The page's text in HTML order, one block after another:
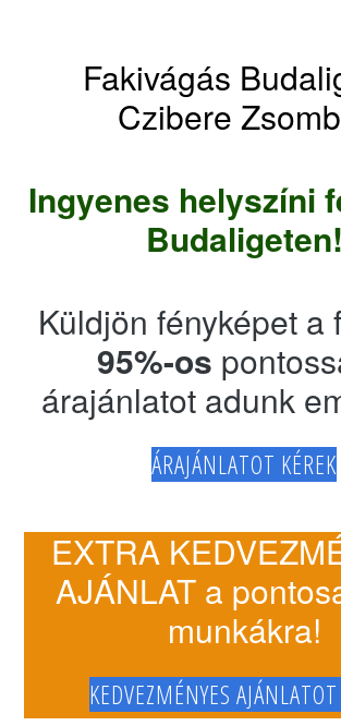
Fakivágás
Czibere
Ingyenes helyszíni
Budaligeten!
Küldjön fényképet a
95%-os
árajánlatot adunk
ÁRAJÁNLATOT KÉREK
EXTRA
AJÁNLAT a
munkákra!
KEDVEZMÉNYES